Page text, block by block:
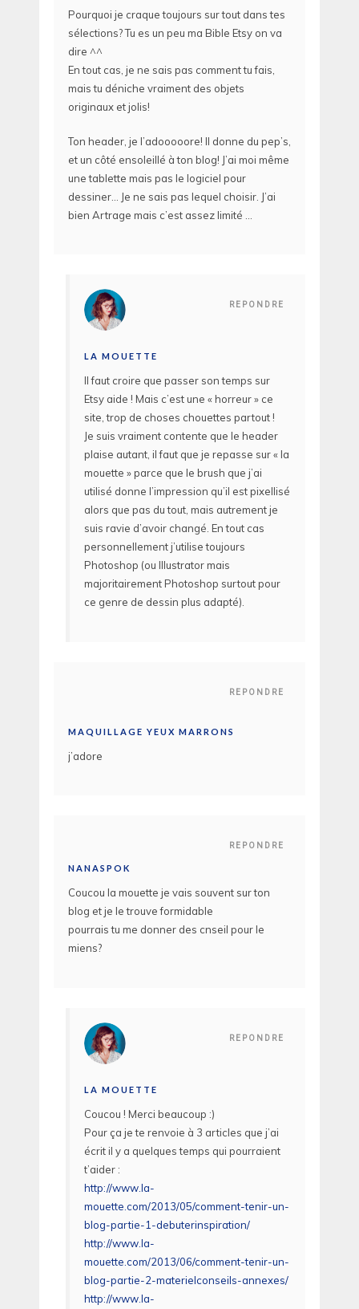
Pourquoi je craque toujours sur tout dans tes
sélections? Tu es un peu ma Bible Etsy on va
dire ^^
En tout cas, je ne sais pas comment tu fais,
mais tu déniche vraiment des objets
originaux et jolis!
Ton header, je l’adooooore! Il donne du pep’s,
et un côté ensoleillé à ton blog! J’ai moi même
une tablette mais pas le logiciel pour
dessiner… Je ne sais pas lequel choisir. J’ai
bien Artrage mais c’est assez limité …
REPONDRE
LA MOUETTE
Il faut croire que passer son temps sur
Etsy aide ! Mais c’est une « horreur » ce
site, trop de choses chouettes partout !
Je suis vraiment contente que le header
plaise autant, il faut que je repasse sur « la
mouette » parce que le brush que j’ai
utilisé donne l’impression qu’il est pixellisé
alors que pas du tout, mais autrement je
suis ravie d’avoir changé. En tout cas
personnellement j’utilise toujours
Photoshop (ou Illustrator mais
majoritairement Photoshop surtout pour
ce genre de dessin plus adapté).
REPONDRE
MAQUILLAGE YEUX MARRONS
j’adore
REPONDRE
NANASPOK
Coucou la mouette je vais souvent sur ton
blog et je le trouve formidable
pourrais tu me donner des cnseil pour le
miens?
REPONDRE
LA MOUETTE
Coucou ! Merci beaucoup :)
Pour ça je te renvoie à 3 articles que j’ai
écrit il y a quelques temps qui pourraient
t’aider :
http://www.la-
mouette.com/2013/05/comment-tenir-un-
blog-partie-1-debuterinspiration/
http://www.la-
mouette.com/2013/06/comment-tenir-un-
blog-partie-2-materielconseils-annexes/
http://www.la-